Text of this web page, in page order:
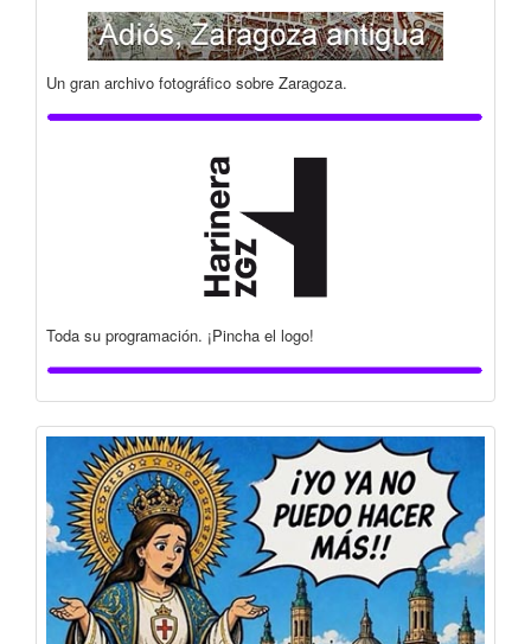
Un gran archivo fotográfico sobre Zaragoza.
Toda su programación. ¡Pincha el logo!